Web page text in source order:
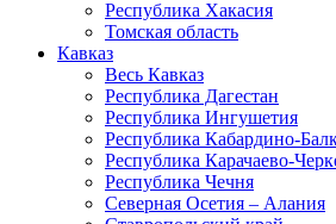
Республика Хакасия
Томская область
Кавказ
Весь Кавказ
Республика Дагестан
Республика Ингушетия
Республика Кабардино-
Республика Карачаево-
Республика Чечня
Северная Осетия – Алания